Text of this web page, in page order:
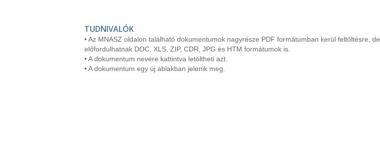
TUDNIVALÓK
• Az MNASZ oldalon található dokumentumok nagyrésze PDF formátumban kerül feltöltésre, de
előfordulhatnak DOC, XLS, ZIP, CDR, JPG és HTM formátumok is.
• A dokumentum nevére kattintva letöltheti azt.
• A dokumentum egy új ablakban jelenik meg.